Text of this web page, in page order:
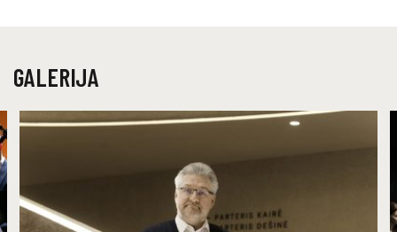
GALERIJA